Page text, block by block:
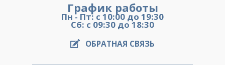
График работы
Пн - Пт: с 10:00 до 19:30
Сб: с 09:30 до 18:30
ОБРАТНАЯ СВЯЗЬ